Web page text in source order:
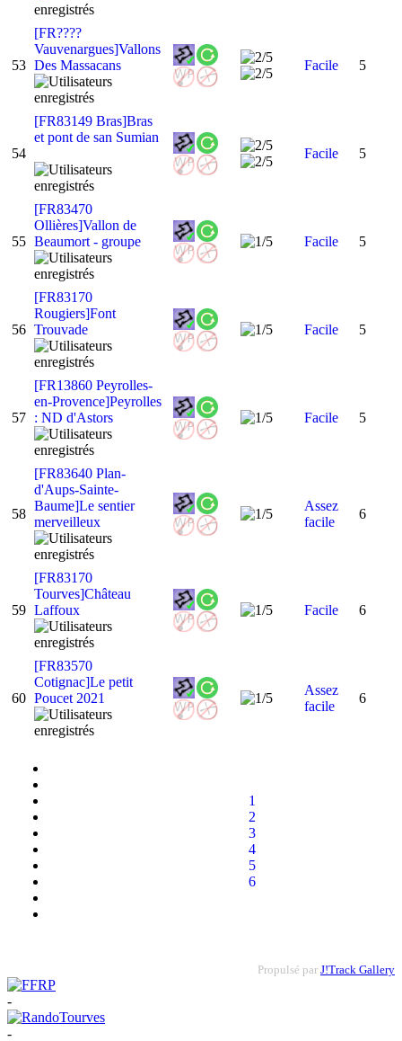
1
2
3
4
5
6
53
[FR????
Vauvenargues]Vallons
Des Massacans
Facile 5
54
[FR83149 Bras]Bras
et pont de san Sumian
Facile
5
55
[FR83470
Ollières]Vallon de
Beaumort - groupe
Facile 5
56
[FR83170
Rougiers]Font
Trouvade
Facile 5
57
[FR13860 Peyrolles-
en-Provence]Peyrolles
: ND d'Astors
Facile 5
58
[FR83640 Plan-
d'Aups-Sainte-
Baume]Le sentier
merveilleux
Assez
facile
6
59
[FR83170
Tourves]Château
Laffoux
Facile 6
60
[FR83570
Cotignac]Le petit
Poucet 2021
Assez
facile
6
Propulsé par J!Track Gallery
-
-